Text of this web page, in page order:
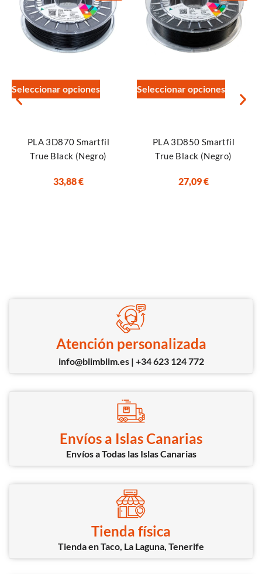
Seleccionar opciones
PLA 3D870 Smartfil
True Black (Negro)
33,88€
Seleccionar opciones
PLA 3D850 Smartfil
True Black (Negro)
27,09€
Atención personalizada
info@blimblim.es | +34 623 124 772
Envíos a Islas Canarias
Envíos a Todas las Islas Canarias
Tienda física
Tienda en Taco, La Laguna, Tenerife